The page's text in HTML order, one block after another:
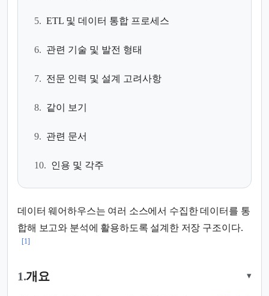
5. ETL 및 데이터 통합 프로세스
6. 관련 기술 및 발전 형태
7. 전문 인력 및 설계 고려사항
8. 같이 보기
9. 관련 문서
10. 인용 및 각주
데이터 웨어하우스는 여러 소스에서 수집한 데이터를 통
합해 보고와 분석에 활용하도록 설계한 저장 구조이다.
[1]
1.개요 ▾